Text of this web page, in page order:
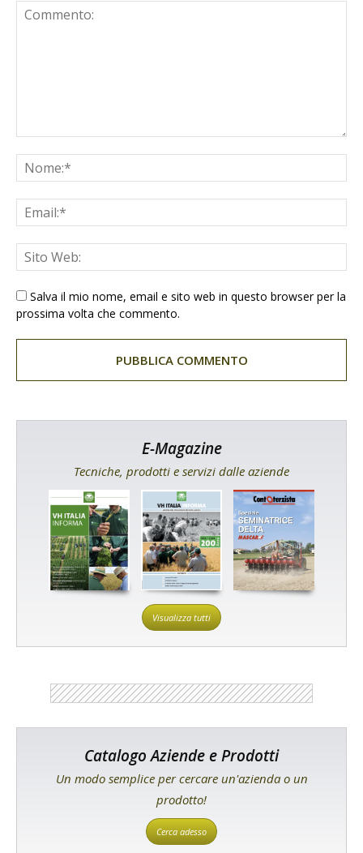
Salva il mio nome, email e sito web in questo browser per la
prossima volta che commento.
E-Magazine
Tecniche, prodotti e servizi dalle aziende
Visualizza tutti
Catalogo Aziende e Prodotti
Un modo semplice per cercare un'azienda o un
prodotto!
Cerca adesso